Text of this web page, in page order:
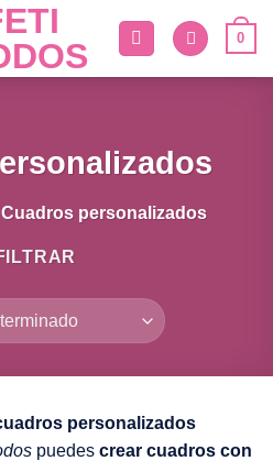
0
Cuadros personalizados
personalizados
puedes crear cuadros con